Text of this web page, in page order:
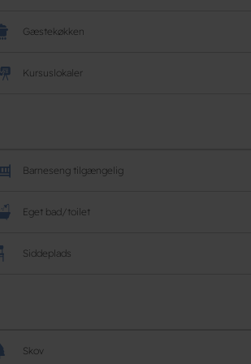
Gæstekøkken
Kursuslokaler
Barneseng tilgængelig
Eget bad/toilet
Siddeplads
Skov